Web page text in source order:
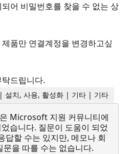
어 비밀번호를 찾을 수 없는 상
품만 연결계정을 변경하고싶
드립니다.
설치, 사용, 활성화 | 기타 | 기타
Microsoft 지원 커뮤니티에
습니다. 질문이 도움이 되었
답할 수는 있지만, 메모나 회
문을 따를 수는 없습니다.